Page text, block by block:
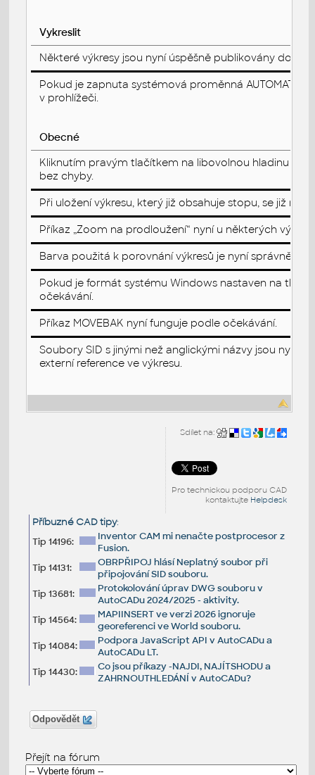
Vykreslit
Některé výkresy jsou nyní úspěšně publikovány do
Pokud je zapnuta systémová proměnná
v prohlížeči.
Obecné
Kliknutím pravým tlačítkem na libovolnou hladinu ve
bez chyby.
Při uložení výkresu, který již obsahuje stopu, se již
Příkaz „Zoom na prodloužení“ nyní u některých
Barva použitá k porovnání výkresů je nyní správně
Pokud je formát systému Windows nastaven na
očekávání.
Příkaz MOVEBAK nyní funguje podle očekávání.
Soubory SID s jinými než anglickými názvy jsou nyní
externí reference ve výkresu.
Sdílet na:
Pro technickou podporu CAD
kontaktujte Helpdesk
Příbuzné CAD tipy:
Tip 14196:
Inventor CAM mi nenačte postprocesor z
Fusion.
Tip 14131:
OBRPŘIPOJ hlásí Neplatný soubor při
připojování SID souboru.
Tip 13681:
Protokolování úprav DWG souboru v
AutoCADu 2024/2025 - aktivity.
Tip 14564:
MAPIINSERT ve verzi 2026 ignoruje
georeferenci ve World souboru.
Tip 14084:
Podpora JavaScript API v AutoCADu a
AutoCADu LT.
Tip 14430:
Co jsou příkazy -NAJDI, NAJÍTSHODU a
ZAHRNOUTHLEDÁNÍ v AutoCADu?
Odpovědět
Přejít na fórum